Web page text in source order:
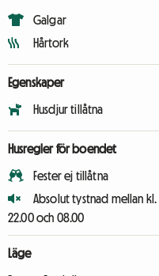
Galgar
Hårtork
Egenskaper
Husdjur tillåtna
Husregler för boendet
Fester ej tillåtna
Absolut tystnad mellan kl.
22.00 och 08.00
Läge